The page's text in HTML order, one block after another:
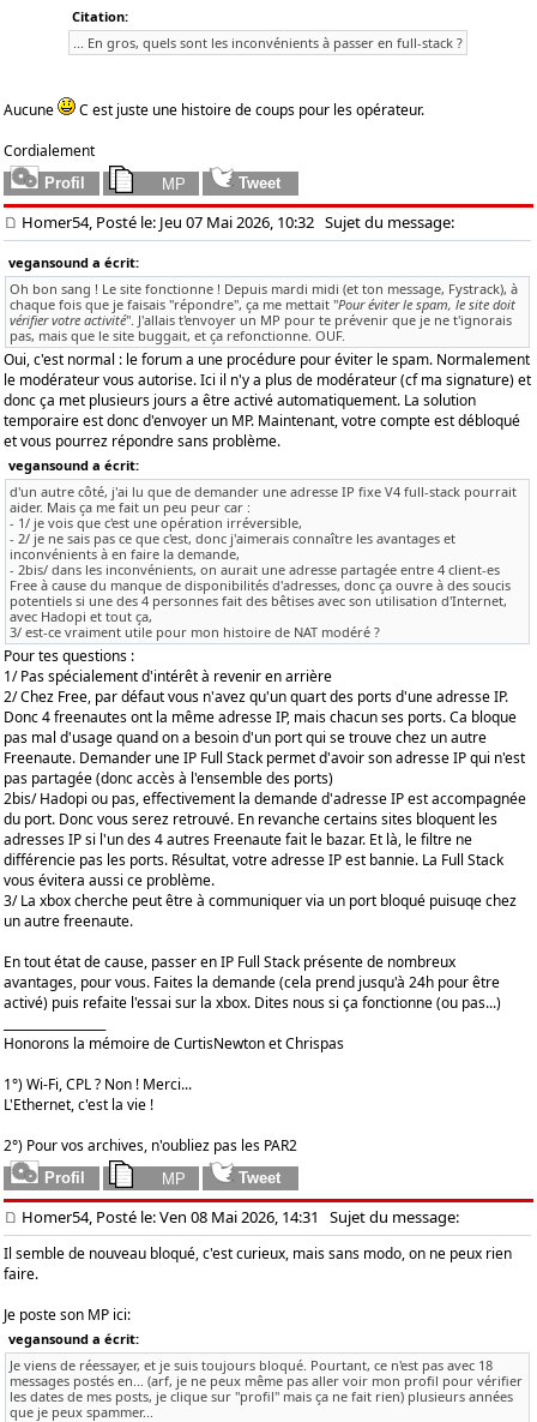
Citation:
... En gros, quels sont les inconvénients à passer en full-stack ?
Aucune
C est juste une histoire de coups pour les opérateur.
Cordialement
Homer54, Posté le: Jeu 07 Mai 2026, 10:32 Sujet du message:
vegansound a écrit:
Oh bon sang ! Le site fonctionne ! Depuis mardi midi (et ton message, Fystrack), à
chaque fois que je faisais "répondre", ça me mettait "Pour éviter le spam, le site doit
vérifier votre activité". J'allais t'envoyer un MP pour te prévenir que je ne t'ignorais
pas, mais que le site buggait, et ça refonctionne. OUF.
Oui, c'est normal : le forum a une procédure pour éviter le spam. Normalement
le modérateur vous autorise. Ici il n'y a plus de modérateur (cf ma signature) et
donc ça met plusieurs jours a être activé automatiquement. La solution
temporaire est donc d'envoyer un MP. Maintenant, votre compte est débloqué
et vous pourrez répondre sans problème.
vegansound a écrit:
d'un autre côté, j'ai lu que de demander une adresse IP fixe V4 full-stack pourrait
aider. Mais ça me fait un peu peur car :
- 1/ je vois que c'est une opération irréversible,
- 2/ je ne sais pas ce que c'est, donc j'aimerais connaître les avantages et
inconvénients à en faire la demande,
- 2bis/ dans les inconvénients, on aurait une adresse partagée entre 4 client-es
Free à cause du manque de disponibilités d'adresses, donc ça ouvre à des soucis
potentiels si une des 4 personnes fait des bêtises avec son utilisation d'Internet,
avec Hadopi et tout ça,
3/ est-ce vraiment utile pour mon histoire de NAT modéré ?
Pour tes questions :
1/ Pas spécialement d'intérêt à revenir en arrière
2/ Chez Free, par défaut vous n'avez qu'un quart des ports d'une adresse IP.
Donc 4 freenautes ont la même adresse IP, mais chacun ses ports. Ca bloque
pas mal d'usage quand on a besoin d'un port qui se trouve chez un autre
Freenaute. Demander une IP Full Stack permet d'avoir son adresse IP qui n'est
pas partagée (donc accès à l'ensemble des ports)
2bis/ Hadopi ou pas, effectivement la demande d'adresse IP est accompagnée
du port. Donc vous serez retrouvé. En revanche certains sites bloquent les
adresses IP si l'un des 4 autres Freenaute fait le bazar. Et là, le filtre ne
différencie pas les ports. Résultat, votre adresse IP est bannie. La Full Stack
vous évitera aussi ce problème.
3/ La xbox cherche peut être à communiquer via un port bloqué puisuqe chez
un autre freenaute.
En tout état de cause, passer en IP Full Stack présente de nombreux
avantages, pour vous. Faites la demande (cela prend jusqu'à 24h pour être
activé) puis refaite l'essai sur la xbox. Dites nous si ça fonctionne (ou pas...)
Honorons la mémoire de CurtisNewton et Chrispas
1°) Wi-Fi, CPL ? Non ! Merci...
L'Ethernet, c'est la vie !
2°) Pour vos archives, n'oubliez pas les PAR2
Homer54, Posté le: Ven 08 Mai 2026, 14:31 Sujet du message:
Il semble de nouveau bloqué, c'est curieux, mais sans modo, on ne peux rien
faire.
Je poste son MP ici:
vegansound a écrit:
Je viens de réessayer, et je suis toujours bloqué. Pourtant, ce n'est pas avec 18
messages postés en... (arf, je ne peux même pas aller voir mon profil pour vérifier
les dates de mes posts, je clique sur "profil" mais ça ne fait rien) plusieurs années
que je peux spammer...